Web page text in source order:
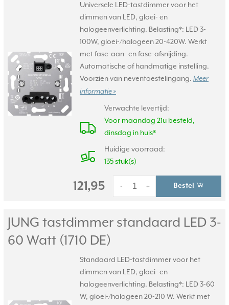
Universele LED-tastdimmer voor het
dimmen van LED, gloei- en
halogeenverlichting. Belasting*: LED 3-
100W, gloei-/halogeen 20-420W. Werkt
met fase-aan- en fase-afsnijding.
Automatische of handmatige instelling.
Voorzien van neventoestelingang. Meer
informatie »
Verwachte levertijd:
Voor maandag 21u besteld,
dinsdag in huis*
Huidige voorraad:
135 stuk(s)
121,95 +
- Bestel
JUNG tastdimmer standaard LED 3-
60 Watt (1710 DE)
Standaard LED-tastdimmer voor het
dimmen van LED, gloei- en
halogeenverlichting. Belasting*: LED 3-60
W, gloei-/halogeen 20-210 W. Werkt met